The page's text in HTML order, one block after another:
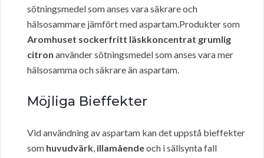
sötningsmedel som anses vara säkrare och
hälsosammare jämfört med aspartam.Produkter som
Aromhuset sockerfritt läskkoncentrat grumlig
citron använder sötningsmedel som anses vara mer
hälsosamma och säkrare än aspartam.
Möjliga Bieffekter
Vid användning av aspartam kan det uppstå bieffekter
som huvudvärk, illamåendeoch i sällsynta fall